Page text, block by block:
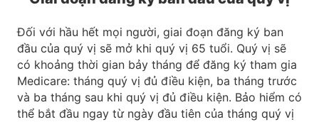
Đối với hầu hết mọi người, giai đoạn đăng ký ban
đầu của quý vị sẽ mở khi quý vị 65 tuổi. Quý vị sẽ
có khoảng thời gian bảy tháng để đăng ký tham gia
Medicare: tháng quý vị đủ điều kiện, ba tháng trước
và ba tháng sau khi quý vị đủ điều kiện. Bảo hiểm có
thể bắt đầu ngay từ ngày đầu tiên của tháng quý vị